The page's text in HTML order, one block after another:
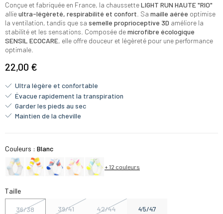
Conçue et fabriquée en France, la chaussetteLIGHT RUN HAUTE"RIO"
allieultra-légèreté, respirabilité et confort. Sa maille aérée optimise
la ventilation, tandis que sa semelle proprioceptive 3D améliore la
stabilité et les sensations. Composée demicrofibre écologique
SENSIL ECOCARE, elle offre douceur et légèreté pour une performance
optimale.
22,00 €
Ultra légère et confortable
Évacue rapidement la transpiration
Garder les pieds au sec
Maintien de la cheville
Couleurs : Blanc
+ 12 couleurs
Taille
36/38 39/41 42/44 45/47